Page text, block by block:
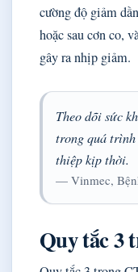
cường độ giảm
hoặc sau cơn co,
gây ra nhịp giảm.
Theo dõi sức
trong quá trình
thiệp kịp thời.
— Vinmec,
Quy tắc 3